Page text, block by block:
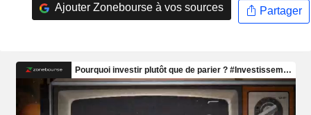
Ajouter Zonebourse à vos sources Partager